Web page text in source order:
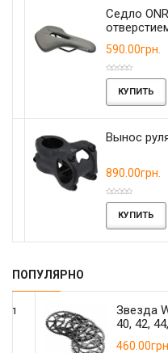
Седло
отверстием
590.00грн.
КУПИТЬ
Вынос руля
890.00грн.
КУПИТЬ
ПОПУЛЯРНО
Звезда
40, 42, 44, 46,
460.00грн.